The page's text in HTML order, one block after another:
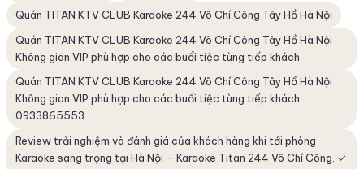
Quán TITAN KTV CLUB Karaoke 244 Võ Chí Công Tây Hồ Hà Nội
Quán TITAN KTV CLUB Karaoke 244 Võ Chí Công Tây Hồ Hà Nội
Không gian VIP phù hợp cho các buổi tiệc tùng tiếp khách
Quán TITAN KTV CLUB Karaoke 244 Võ Chí Công Tây Hồ Hà Nội
Không gian VIP phù hợp cho các buổi tiệc tùng tiếp khách
0933865553
Review trải nghiệm và đánh giá của khách hàng khi tới phòng
Karaoke sang trọng tại Hà Nội – Karaoke Titan 244 Võ Chí Công. ✓